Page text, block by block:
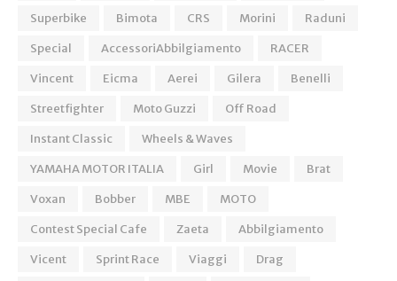
Superbike Bimota CRS Morini
Raduni
Special
AccessoriAbbilgiamento
RACER
Vincent
Eicma Aerei Gilera
Benelli
Streetfighter
Moto Guzzi
Off Road
Instant Classic
Wheels & Waves
YAMAHA MOTOR ITALIA
Girl Movie
Brat
Voxan
Bobber MBE
MOTO
Contest Special Cafe
Zaeta
Abbilgiamento
Vicent
Sprint Race Viaggi
Drag